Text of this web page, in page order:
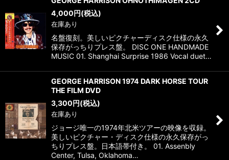
4,000円(税込)
在庫あり
名盤復刻。美しいピクチャーディスク仕様の永久
保存がっちりプレス盤。 DISC ONE HANDMADE
MUSIC 01. Shanghai Surprise 1986 Vocal duet…
GEORGE HARRISON 1974 DARK HORSE TOUR
THE FILM DVD
3,300円(税込)
在庫あり
ジョージ唯一の1974年北米ツアーの映像を収録。
美しいピクチャー・ディスク仕様の永久保存がっ
ちりプレス盤。日本語帯付き。 01. Assenbly
Center, Tulsa, Oklahoma…